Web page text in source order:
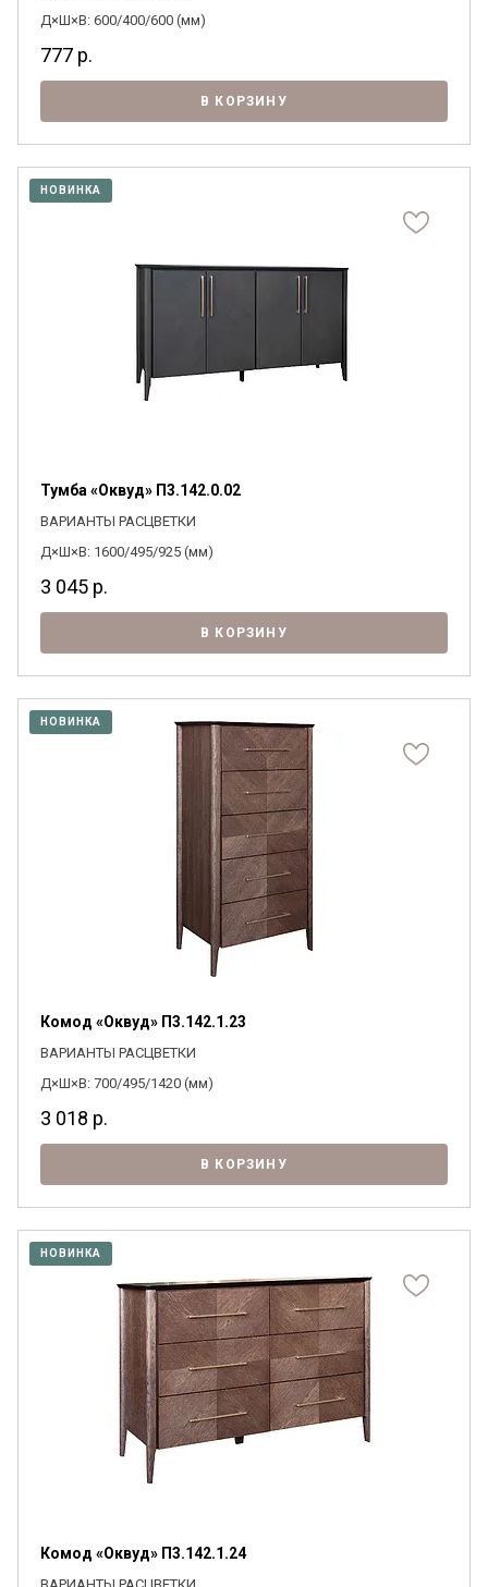
Д×Ш×В: 600/400/600 (мм)
777 р.
В КОРЗИНУ
НОВИНКА
Тумба «Оквуд» П3.142.0.02
ВАРИАНТЫ РАСЦВЕТКИ
Д×Ш×В: 1600/495/925 (мм)
3 045 р.
В КОРЗИНУ
НОВИНКА
Комод «Оквуд» П3.142.1.23
ВАРИАНТЫ РАСЦВЕТКИ
Д×Ш×В: 700/495/1420 (мм)
3 018 р.
В КОРЗИНУ
НОВИНКА
Комод «Оквуд» П3.142.1.24